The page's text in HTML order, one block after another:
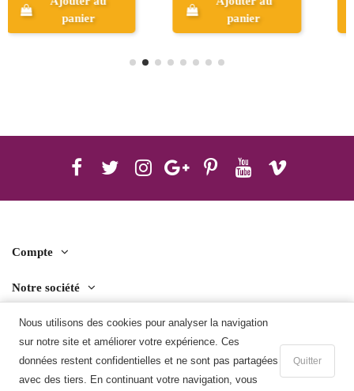
Nous utilisons des cookies pour analyser la navigation
sur notre site et améliorer votre expérience. Ces
données restent confidentielles et ne sont pas partagées
avec des tiers. En continuant votre navigation, vous
Quitter
Ajouter au panier
Compte
Notre société
Contact us
Télécharger l'application mobile